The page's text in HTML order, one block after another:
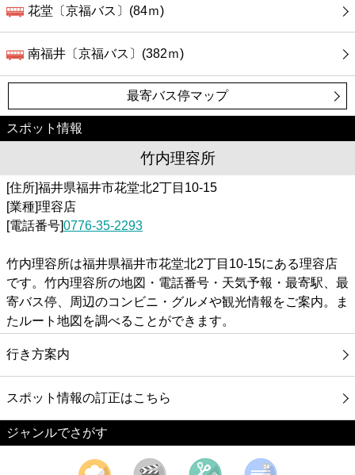
花堂〔京福バス〕(84ｍ)
南福井〔京福バス〕(382ｍ)
最寄バス停マップ
スポット情報
竹内理容所
[住所]福井県福井市花堂北2丁目10-15
[業種]理容店
[電話番号]0776-35-2293
竹内理容所は福井県福井市花堂北2丁目10-15にある理容店
です。竹内理容所の地図・電話番号・天気予報・最寄駅、最
寄バス停、周辺のコンビニ・グルメや観光情報をご案内。ま
たルート地図を調べることができます。
行き方案内
スポット情報の訂正はこちら
ジャンルでさがす